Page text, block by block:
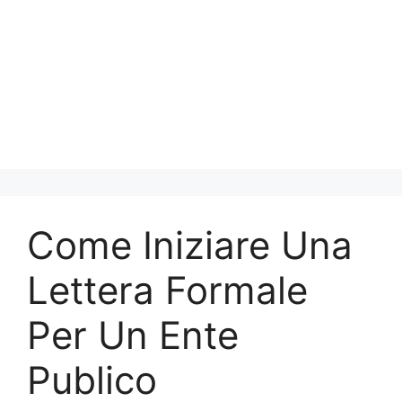
Come Iniziare Una
Lettera Formale
Per Un Ente
Publico